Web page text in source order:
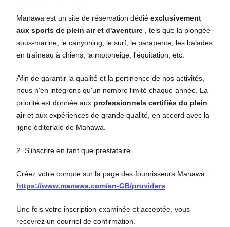
Manawa est un site de réservation dédié exclusivement
aux sports de plein air et d'aventure , tels que la plongée
sous-marine, le canyoning, le surf, le parapente, les balades
en traîneau à chiens, la motoneige, l'équitation, etc.
Afin de garantir la qualité et la pertinence de nos activités,
nous n'en intégrons qu'un nombre limité chaque année. La
priorité est donnée aux professionnels certifiés du plein
airet aux expériences de grande qualité, en accord avec la
ligne éditoriale de Manawa.
2. S'inscrire en tant que prestataire
Créez votre compte sur la page des fournisseurs Manawa :
https://www.manawa.com/en-GB/providers
Une fois votre inscription examinée et acceptée, vous
recevrez un courriel de confirmation.